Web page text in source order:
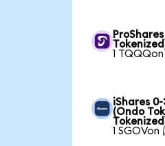
1
iShares
(Ondo
1 SGOVon